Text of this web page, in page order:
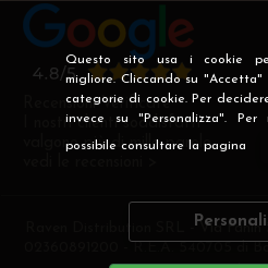
Questo sito usa i cookie
migliore. Cliccando su
categorie di cookie. Per
invece su "Personalizza". Per
possibile consultare la pagina
Recensioni Verificate
I nostri clienti soddisfatti
valgono più di mille parole
Raven Distribution SRL - Via